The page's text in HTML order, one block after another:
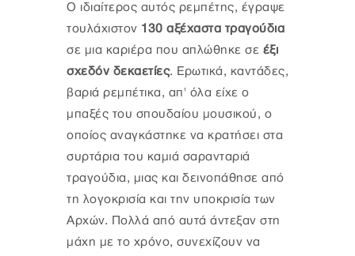
Ο ιδιαίτερος αυτός ρεμπέτης, έγραψε
τουλάχιστον 130 αξέχαστα τραγούδια
σε μια καριέρα που απλώθηκε σε έξι
σχεδόν δεκαετίες. Ερωτικά, καντάδες,
βαριά ρεμπέτικα, απ' όλα είχε ο
μπαξές του σπουδαίου μουσικού, ο
οποίος αναγκάστηκε να κρατήσει στα
συρτάρια του καμιά σαρανταριά
τραγούδια, μιας και δεινοπάθησε από
τη λογοκρισία και την υποκρισία των
Αρχών. Πολλά από αυτά άντεξαν στη
μάχη με το χρόνο, συνεχίζουν να